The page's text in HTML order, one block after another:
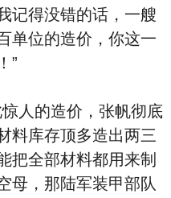
记得没错的话，一艘
单位的造价，你这一
”
的造价，张帆彻底
料库存顶多造出两三
把全部材料都用来制
母，那陆军装甲部队